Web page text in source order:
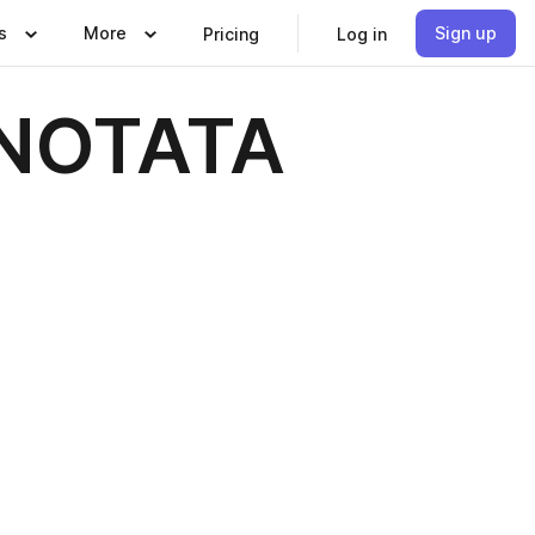
More Pricing Log in Sign up